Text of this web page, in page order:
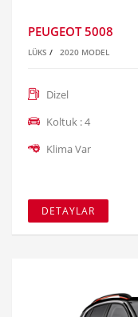
PEUGEOT 5008
LÜKS / 2020 MODEL
Dizel
Koltuk : 4
Klima Var
DETAYLAR